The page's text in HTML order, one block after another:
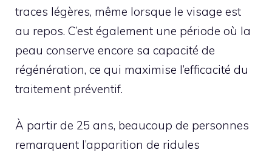
traces légères, même lorsque le visage est
au repos. C’est également une période où la
peau conserve encore sa capacité de
régénération, ce qui maximise l’efficacité du
traitement préventif.
À partir de 25 ans, beaucoup de personnes
remarquent l’apparition de ridules